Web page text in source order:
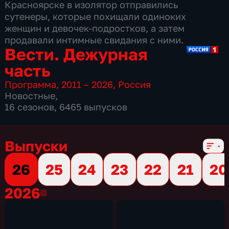
Красноярске в изолятор отправились
сутенеры, которые похищали одиноких
женщин и девочек-подростков, а затем
продавали интимные свидания с ними.
Вести. Дежурная
часть
Программа,2011 – 2026, Россия
Новостные,
16 сезонов, 6465 выпусков
Выпуски
26
25 24 23 22 21
20
20262026